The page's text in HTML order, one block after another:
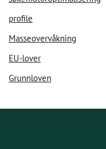
profile
Masseovervåkning
EU-lover
Grunnloven